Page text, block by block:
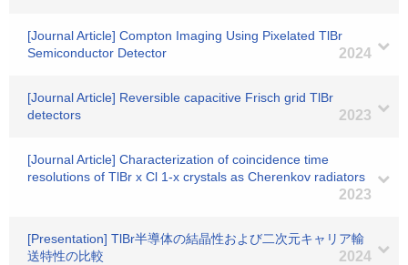
[Journal Article] Compton Imaging Using Pixelated TlBr
Semiconductor Detector
2024
[Journal Article] Reversible capacitive Frisch grid TlBr
detectors
2023
[Journal Article] Characterization of coincidence time
resolutions of TlBr x Cl 1-x crystals as Cherenkov radiators
2023
[Presentation] TlBr半導体の結晶性および二次元キャリア輸
送特性の比較
2024